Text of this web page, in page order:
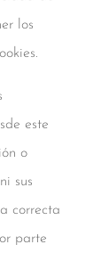
los
este
o
sus
correcta
parte